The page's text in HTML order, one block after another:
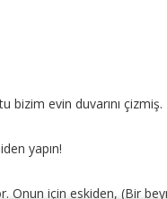
bizim evin duvarını
yapın!
Onun için eskiden, (Bir